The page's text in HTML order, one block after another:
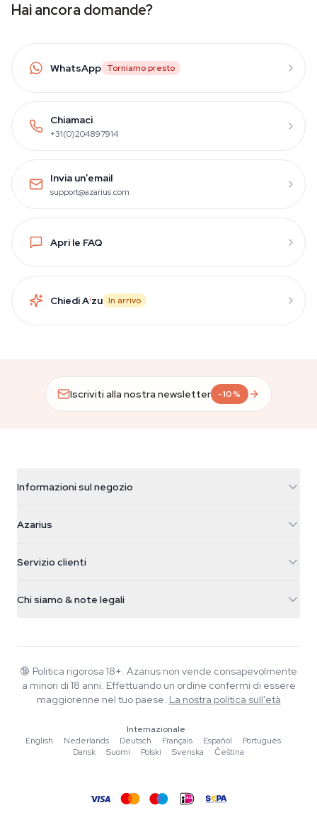
Hai ancora domande?
WhatsApp Torniamo presto
Chiamaci
+31(0)204897914
Invia un’email
support@azarius.com
Apri le FAQ
Chiedi Aizu In arrivo
Iscriviti alla nostra newsletter -10%
Informazioni sul negozio
Galvaniweg 11
Nederland
+31(0)204897914
Azarius
Smokeshop
Servizio clienti
FAQ
Informativa sulla privacy
Chi siamo & note legali
Wiki
Blog
Scrittori
Strumenti e Calcolatori
🔞 Politica rigorosa 18+. Azarius non vende consapevolmente
a minori di 18 anni. Effettuando un ordine confermi di essere
maggiorenne nel tuo paese. La nostra politica sull'età
Internazionale
English
·Nederlands ·Deutsch ·Français ·Español ·Português
·
Dansk
·Suomi ·Polski ·Svenska ·Čeština